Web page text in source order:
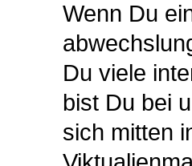
Wenn Du
Du viele
bist Du bei
sich mitten